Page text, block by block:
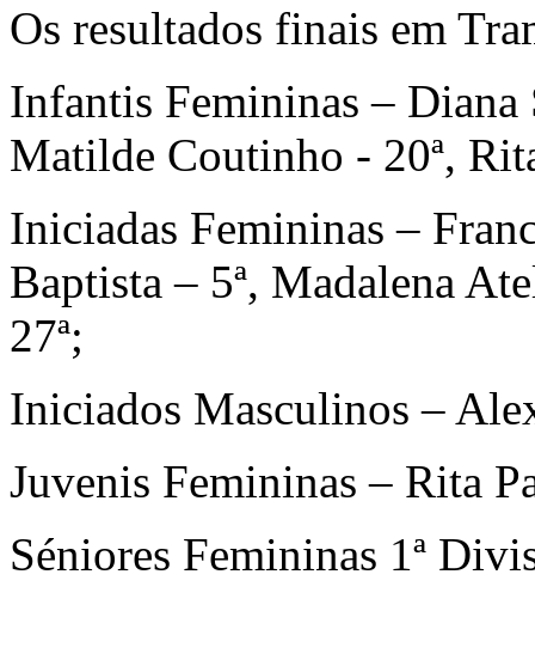
Os resultados finais em
Infantis Femininas – Diana
Matilde Coutinho - 20ª,
Iniciadas Femininas –
Baptista – 5ª, Madalena
27ª;
Iniciados Masculinos –
Juvenis Femininas – Rita
Séniores Femininas 1ª